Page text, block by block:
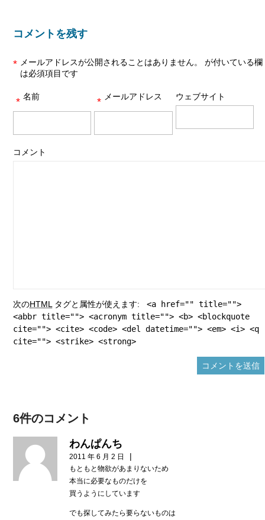
コメントを残す
メールアドレスが公開されることはありません。
*
が付いている欄
は必須項目です
名前
* メールアドレス
* ウェブサイト
コメント
次のHTML タグと属性が使えます:
<a href="" title="">
<abbr title=""> <acronym title=""> <b> <blockquote
cite=""> <cite> <code> <del datetime=""> <em> <i> <q
cite=""> <strike> <strong>
6件のコメント
わんぱんち
2011 年 6 月 2 日 |
もともと物欲があまりないため
本当に必要なものだけを
買うようにしています
でも探してみたら要らないものは